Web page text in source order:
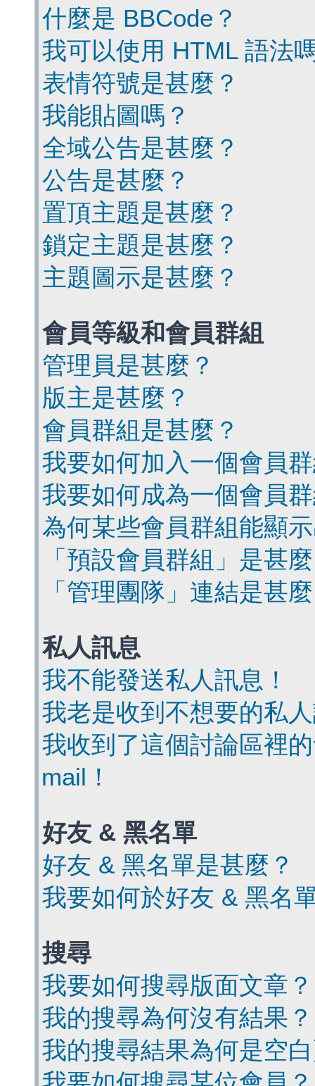
什麼是 BBCode？
我可以使用 HTML 語法
表情符號是甚麼？
我能貼圖嗎？
全域公告是甚麼？
公告是甚麼？
置頂主題是甚麼？
鎖定主題是甚麼？
主題圖示是甚麼？
會員等級和會員群組
管理員是甚麼？
版主是甚麼？
會員群組是甚麼？
我要如何加入一個會員
我要如何成為一個會員
為何某些會員群組能顯
「預設會員群組」是甚
「管理團隊」連結是甚
私人訊息
我不能發送私人訊息！
我老是收到不想要的私
我收到了這個討論區裡
mail！
好友 & 黑名單
好友 & 黑名單是甚麼？
我要如何於好友 & 黑名
搜尋
我要如何搜尋版面文章？
我的搜尋為何沒有結果？
我的搜尋結果為何是空